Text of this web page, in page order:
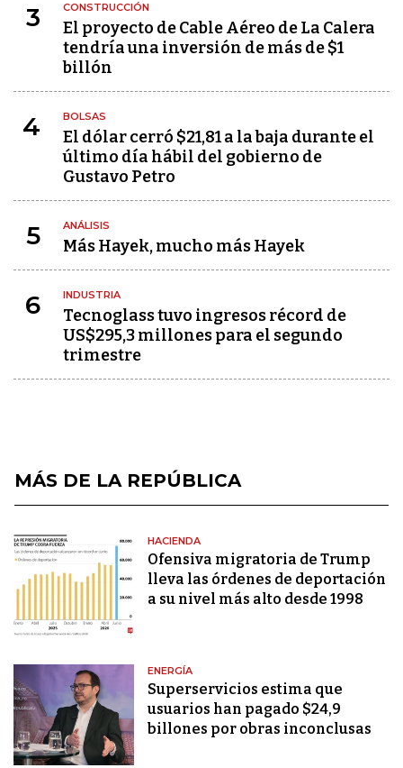
3 CONSTRUCCIÓN
El proyecto de Cable Aéreo de La Calera
tendría una inversión de más de $1
billón
4 BOLSAS
El dólar cerró $21,81 a la baja durante el
último día hábil del gobierno de
Gustavo Petro
5 ANÁLISIS
Más Hayek, mucho más Hayek
6 INDUSTRIA
Tecnoglass tuvo ingresos récord de
US$295,3 millones para el segundo
trimestre
MÁS DE LA REPÚBLICA
HACIENDA
Ofensiva migratoria de Trump
lleva las órdenes de deportación
a su nivel más alto desde 1998
ENERGÍA
Superservicios estima que
usuarios han pagado $24,9
billones por obras inconclusas